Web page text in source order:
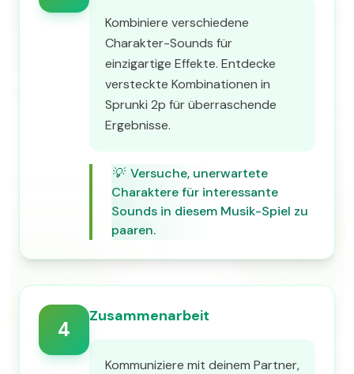
Kombiniere verschiedene
Charakter-Sounds für
einzigartige Effekte. Entdecke
versteckte Kombinationen in
Sprunki 2p für überraschende
Ergebnisse.
💡 Versuche, unerwartete
Charaktere für interessante
Sounds in diesem Musik-Spiel zu
paaren.
4
Zusammenarbeit
Kommuniziere mit deinem Partner,